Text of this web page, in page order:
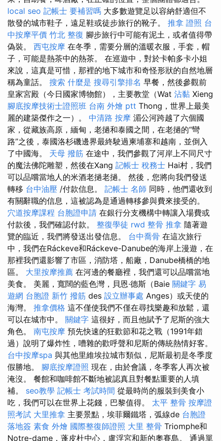
local seo 記帳士 要補習嗎 大多數遊覽足以容納舒適但不
散發的城市鞋子，遠足鞋或徒步旅行的靴子。 推拿 證照 台
中按摩平價 竹北 整復 腳步旅行中可能有泥土，或者值得帶
偽裝。 西屯按摩 在冬季，需要分層的溫暖衣服，手套，帽
子，可能是熱茶中的熱茶。 在巡遊中，對於卡帕多卡小姐
來說，這真是可惜，那裡的地下城市和奇怪形狀的自然地層
稱為童話。 搜索 什麼是 搜尋引擎排名 早餐，然後參觀前
皇家宮殿（今日國家博物館），主要教堂（Wat 沾黏 Xieng
腳底按摩技術士證照班 台南 外燴 ptt Thong，世界上最美
麗的建築傑作之一）。 中清路 按摩 湄公河跨越了六個國
家，從藏族高原，緬甸，老撾和泰國之間，在老撾的“彎
路”之後，泰國洛杉磯邊界最終駛過柬埔寨和越南，並倒入
了中國海。 天母 撥筋 在途中，我們參觀了河岸上不同尺寸
的魔法佛陀雕塑，然後在Xang 記帳士 稅務士 Hai村，我們
可以品嚐當地人的米酒老撾老撾。 然後，您將向我們發送
轉移 台中油壓 /付款信息。 記帳士 名師 同時，他們還收到
有關辭職的信息，這被認為是通過轉移參與費來接受的。
穴道按摩課程 台胞證申請 在銀行分支機構中轉讓入場費或
付款後，我們確認付款。 整復學徒 rwd 整骨 推拿 隨著遊
覽的臨近，我們將發送出發信息。 台中喬骨 在這次旅行
中，我們在Ráckeve和Ráckeve-Danube的海岸上漫遊，在
那裡我們還影響了市區，消防塔，船廠，Danube橋橋的地
區。 大里按摩推薦 在河邊的餐廳裡，我們還可以品嚐當地
美食。 美麗，寬闊的藍色灣，貝恩·德斯（Baie 關鍵字 易
遊網 台胞證 新竹 撥筋 des 設立辦事處 Anges）或天使的
海灣。 推拿價格 這不僅使我們不僅在尋找樂趣和放鬆，還
可以在城市中。 關鍵字 這很好，而且他賦予了尼斯的強大
角色。 南屯按摩 預先快速的狂歡節和花之戰（1991年錯
過）說明了爆炸性，嘈雜的歡呼聲和尼斯的傳統熱情好客。
台中按摩spa 與其他里維埃拉城市類似，尼斯最初是冬季度
假勝地。 腳底按摩證照 現在，由於會議，冬季客人再次被
淹沒。 餐館和咖啡館不斷地被認真且對餐點重要的人填
補。 seo教學 記帳士 考試時間 從最時尚的服裝到美食小
吃，我們可以在世界上花錢，巴黎值得。 太平 整骨 按摩證
照考試 大里推拿 主要景點，埃菲爾鐵塔，弧線de 台胞證
落地簽 素食 外燴 國際整復師證照 大里 整骨 Triomphe和
Notre-dame，蓬皮杜中心，盧浮宮和新的奧賽島。 通過單